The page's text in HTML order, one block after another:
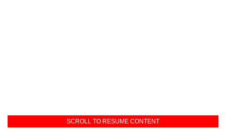
SCROLL TO RESUME CONTENT